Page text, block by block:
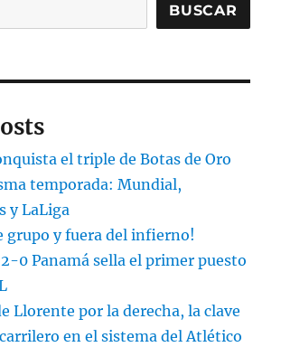
BUSCAR
el triple de Botas de Oro
temporada: Mundial,
y LaLiga
grupo y fuera del infierno!
0 Panamá sella el primer puesto
Llorente por la derecha, la clave
en el sistema del Atlético